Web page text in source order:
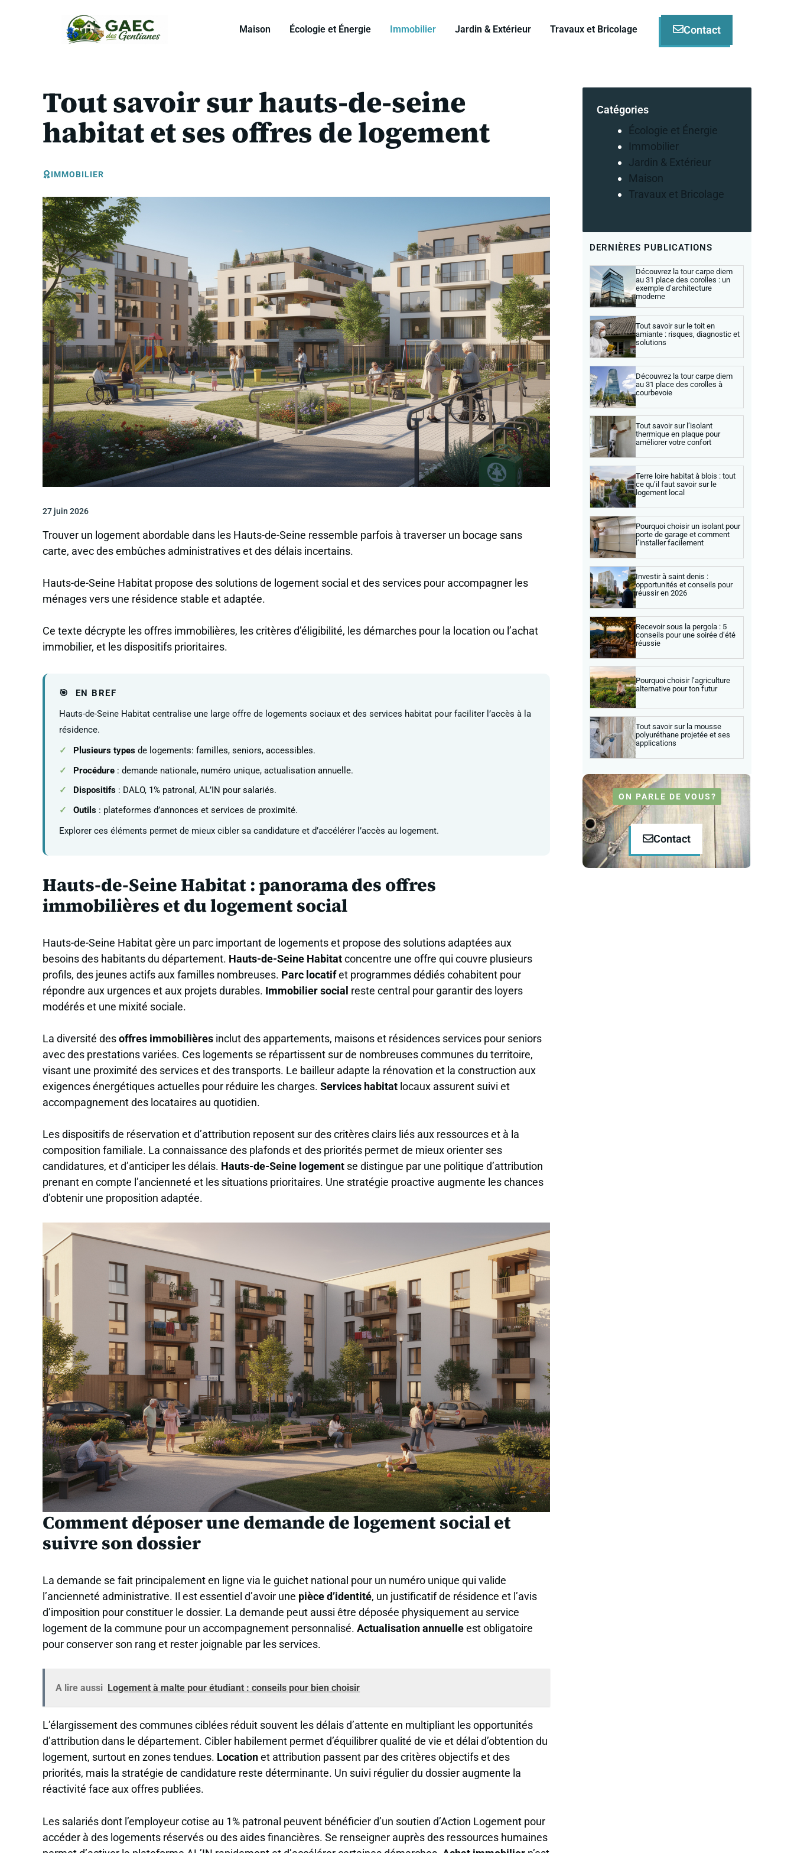
Maison Écologie et Énergie Immobilier Jardin & Extérieur Travaux et Bricolage Contact
Tout savoir sur hauts-de-seine
habitat et ses offres de logement
IMMOBILIER
27 juin 2026
Trouver un logement abordable dans les Hauts-de-Seine ressemble parfois à traverser un bocage sans
carte, avec des embûches administratives et des délais incertains.
Hauts-de-Seine Habitat propose des solutions de logement social et des services pour accompagner les
ménages vers une résidence stable et adaptée.
Ce texte décrypte les offres immobilières, les critères d’éligibilité, les démarches pour la location ou l’achat
immobilier, et les dispositifs prioritaires.
EN BREF
Hauts-de-Seine Habitat centralise une large offre de logements sociaux et des services habitat pour faciliter l’accès à la
résidence.
Plusieurs types de logements: familles, seniors, accessibles.
Procédure : demande nationale, numéro unique, actualisation annuelle.
Dispositifs : DALO, 1% patronal, AL’IN pour salariés.
Outils : plateformes d’annonces et services de proximité.
Explorer ces éléments permet de mieux cibler sa candidature et d’accélérer l’accès au logement.
Hauts-de-Seine Habitat : panorama des offres
immobilières et du logement social
Hauts-de-Seine Habitat gère un parc important de logements et propose des solutions adaptées aux
besoins des habitants du département. Hauts-de-Seine Habitatconcentre une offre qui couvre plusieurs
profils, des jeunes actifs aux familles nombreuses. Parc locatifet programmes dédiés cohabitent pour
répondre aux urgences et aux projets durables. Immobilier social reste central pour garantir des loyers
modérés et une mixité sociale.
La diversité desoffres immobilières inclut des appartements, maisons et résidences services pour seniors
avec des prestations variées. Ces logements se répartissent sur de nombreuses communes du territoire,
visant une proximité des services et des transports. Le bailleur adapte la rénovation et la construction aux
exigences énergétiques actuelles pour réduire les charges. Services habitat locaux assurent suivi et
accompagnement des locataires au quotidien.
Les dispositifs de réservation et d’attribution reposent sur des critères clairs liés aux ressources et à la
composition familiale. La connaissance des plafonds et des priorités permet de mieux orienter ses
candidatures, et d’anticiper les délais. Hauts-de-Seine logement se distingue par une politique d’attribution
prenant en compte l’ancienneté et les situations prioritaires. Une stratégie proactive augmente les chances
d’obtenir une proposition adaptée.
Comment déposer une demande de logement social et
suivre son dossier
La demande se fait principalement en ligne via le guichet national pour un numéro unique qui valide
l’ancienneté administrative. Il est essentiel d’avoir une pièce d’identité, un justificatif de résidence et l’avis
d’imposition pour constituer le dossier. La demande peut aussi être déposée physiquement au service
logement de la commune pour un accompagnement personnalisé. Actualisation annuelleest obligatoire
pour conserver son rang et rester joignable par les services.
A lire aussi Logement à malte pour étudiant : conseils pour bien choisir
L’élargissement des communes ciblées réduit souvent les délais d’attente en multipliant les opportunités
d’attribution dans le département. Cibler habilement permet d’équilibrer qualité de vie et délai d’obtention du
logement, surtout en zones tendues. Locationet attribution passent par des critères objectifs et des
priorités, mais la stratégie de candidature reste déterminante. Un suivi régulier du dossier augmente la
réactivité face aux offres publiées.
Les salariés dont l’employeur cotise au 1% patronal peuvent bénéficier d’un soutien d’Action Logement pour
accéder à des logements réservés ou des aides financières. Se renseigner auprès des ressources humaines
Catégories
Écologie et Énergie
Immobilier
Jardin & Extérieur
Maison
Travaux et Bricolage
DERNIÈRES PUBLICATIONS
Découvrez la tour carpe diem
au 31 place des corolles : un
exemple d’architecture
moderne
Tout savoir sur le toit en
amiante : risques, diagnostic et
solutions
Découvrez la tour carpe diem
au 31 place des corolles à
courbevoie
Tout savoir sur l’isolant
thermique en plaque pour
améliorer votre confort
Terre loire habitat à blois : tout
ce qu’il faut savoir sur le
logement local
Pourquoi choisir un isolant pour
porte de garage et comment
l’installer facilement
Investir à saint denis :
opportunités et conseils pour
réussir en 2026
Recevoir sous la pergola : 5
conseils pour une soirée d’été
réussie
Pourquoi choisir l’agriculture
alternative pour ton futur
Tout savoir sur la mousse
polyuréthane projetée et ses
applications
ON PARLE DE VOUS?
Contact